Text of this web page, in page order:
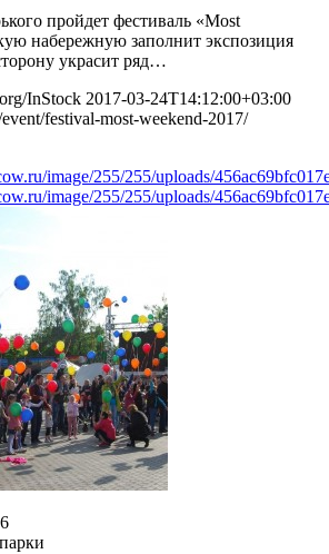
пройдет фестиваль «Most
набережную заполнит экспозиция
украсит ряд…
InStock 2017-03-24T14:12:00+03:00
festival-most-weekend-2017/
image/255/255/uploads/
image/255/255/uploads/